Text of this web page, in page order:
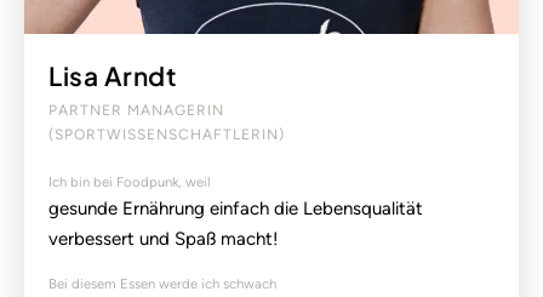
Lisa Arndt
PARTNER MANAGERIN
(SPORTWISSENSCHAFTLERIN)
Ich bin bei Foodpunk, weil
gesunde Ernährung einfach die Lebensqualität
verbessert und Spaß macht!
Bei diesem Essen werde ich schwach